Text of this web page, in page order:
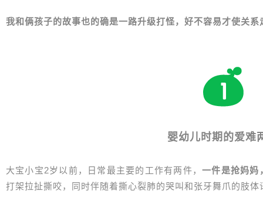
我和俩孩子的故事也的确是一路升级打怪，好不容易才使关
婴幼儿时期的爱难
大宝小宝2岁以前，日常最主要的工作有两件，一件是抢妈妈
打架拉扯撕咬，同时伴随着撕心裂肺的哭叫和张牙舞爪的肢体